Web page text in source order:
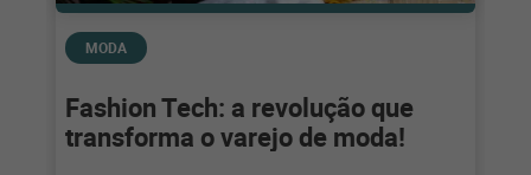
MODA
Fashion Tech: a revolução que
transforma o varejo de moda!